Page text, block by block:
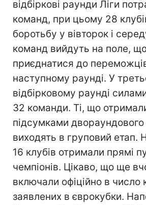
відбіркові раунди Ліги
команд, при цьому 28
боротьбу у вівторок і
команд вийдуть на поле,
приєднатися до
наступному раунді. У
відбірковому раунді
32 команди. Ті, що
підсумками
виходять в груповий етап.
16 клубів отримали прямі
чемпіонів. Цікаво, що ще
включали офіційно в число
заявлених в єврокубки.